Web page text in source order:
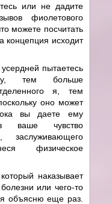
или не дадите
фиолетового
можете посчитать
концепция исходит
пытаетесь
тем больше
я, тем
оно может
вы даете ему
ваше чувство
заслуживающего
физическое
наказывает
или чего-то
объясню еще раз.